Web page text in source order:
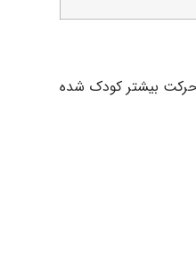
حرکت بیشتر کودک شده